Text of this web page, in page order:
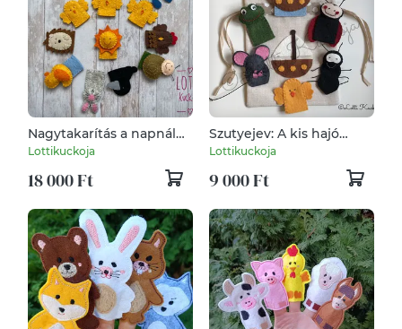
Nagytakarítás a napnál
ujjbáb készlet
Lottikuckoja
18 000 Ft
Szutyejev: A kis hajó
ujjbáb készlet
Lottikuckoja
9 000 Ft